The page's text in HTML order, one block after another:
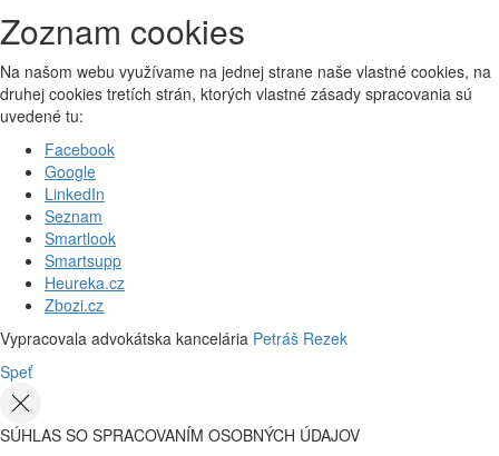
Zoznam cookies
Na našom webu využívame na jednej strane naše vlastné cookies, na
druhej cookies tretích strán, ktorých vlastné zásady spracovania sú
uvedené tu:
Facebook
Google
LinkedIn
Seznam
Smartlook
Smartsupp
Heureka.cz
Zbozi.cz
Vypracovala advokátska kancelária Petráš Rezek
Speť
SÚHLAS SO SPRACOVANÍM OSOBNÝCH ÚDAJOV